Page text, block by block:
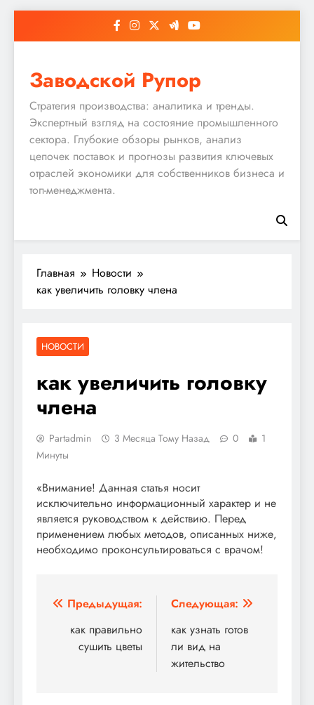
Заводской Рупор
Стратегия производства: аналитика и тренды.
Экспертный взгляд на состояние промышленного
сектора. Глубокие обзоры рынков, анализ
цепочек поставок и прогнозы развития ключевых
отраслей экономики для собственников бизнеса и
топ-менеджмента.
Главная
Новости
как увеличить головку члена
НОВОСТИ
как увеличить головку
члена
Partadmin 3 Месяца Тому Назад 0
1
Минуты
«Внимание! Данная статья носит
исключительно информационный характер и не
является руководством к действию. Перед
применением любых методов‚ описанных ниже‚
необходимо проконсультироваться с врачом!
Навигация
записям
Предыдущая:
как правильно
сушить цветы
Следующая:
как узнать готов
ли вид на
жительство